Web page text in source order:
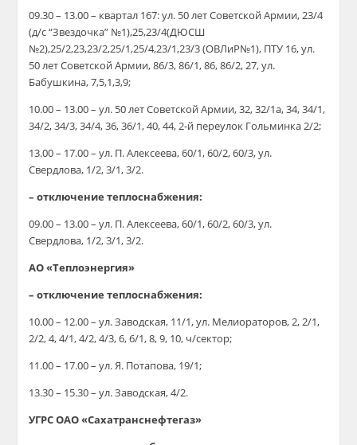
09.30 – 13.00 – квартал 167: ул. 50 лет Советской Армии, 23/4
(д/с “Звездочка” №1),25,23/4(ДЮСШ
№2),25/2,23,23/2,25/1,25/4,23/1,23/3 (ОВЛиР№1), ПТУ 16, ул.
50 лет Советской Армии, 86/3, 86/1, 86, 86/2, 27, ул.
Бабушкина, 7,5,1,3,9;
10.00 – 13.00 – ул. 50 лет Советской Армии, 32, 32/1а, 34, 34/1,
34/2, 34/3, 34/4, 36, 36/1, 40, 44, 2-й переулок Гольминка 2/2;
13.00 – 17.00 – ул. П. Алексеева, 60/1, 60/2, 60/3, ул.
Свердлова, 1/2, 3/1, 3/2.
– отключение теплоснабжения:
09.00 – 13.00 – ул. П. Алексеева, 60/1, 60/2, 60/3, ул.
Свердлова, 1/2, 3/1, 3/2.
АО «Теплоэнергия»
– отключение теплоснабжения:
10.00 – 12.00 – ул. Заводская, 11/1, ул. Мелиораторов, 2, 2/1,
2/2, 4, 4/1, 4/2, 4/3, 6, 6/1, 8, 9, 10, ч/сектор;
11.00 – 17.00 – ул. Я. Потапова, 19/1;
13.30 – 15.30 – ул. Заводская, 4/2.
УГРС ОАО «Сахатранснефтегаз»